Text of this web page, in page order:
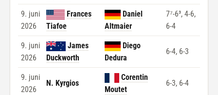
9. juni
2026
Frances
Tiafoe
Daniel
Altmaier
7⁷-6³, 4-6,
6-4
9. juni
2026
James
Duckworth
Diego
Dedura
6-4, 6-3
9. juni
2026
N. Kyrgios
Corentin
Moutet
6-3, 6-4